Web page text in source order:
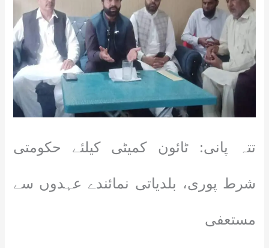
تتہ پانی: ٹائون کمیٹی کیلئے حکومتی
شرط پوری، بلدیاتی نمائندے عہدوں سے
مستعفی